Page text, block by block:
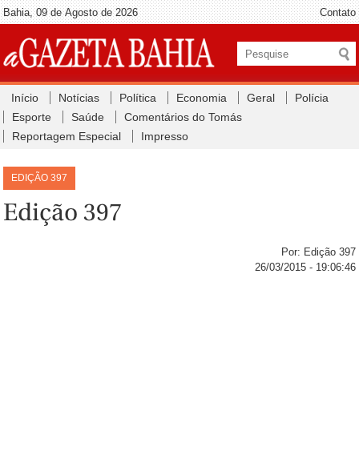
Bahia, 09 de Agosto de 2026 Contato
Início Notícias Política Economia Geral
Polícia
Esporte
Saúde
Comentários do Tomás
Reportagem Especial
Impresso
EDIÇÃO 397
Edição 397
Por: Edição 397
26/03/2015 - 19:06:46